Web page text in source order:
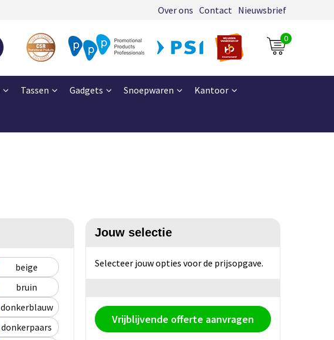
Over ons Contact Nieuwsbrief
0
Tassen Gadgets Snoepwaren Kantoor
beige
bruin
donkerblauw
donkerpaars
Jouw selectie
Selecteer jouw opties voor de prijsopgave.
Vrijblijvende offerte aanvragen